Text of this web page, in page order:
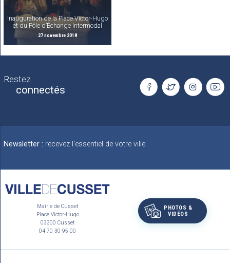
Inauguration de la Place Victor-Hugo
et du Pôle d’Échange Intermodal
27 novembre 2018
Restez
connectés
Newsletter : recevez l'essentiel de votre ville
Mairie de Cusset
Place Victor-Hugo
03300 Cusset
04 70 30 95 00
PHOTOS &
VIDÉOS